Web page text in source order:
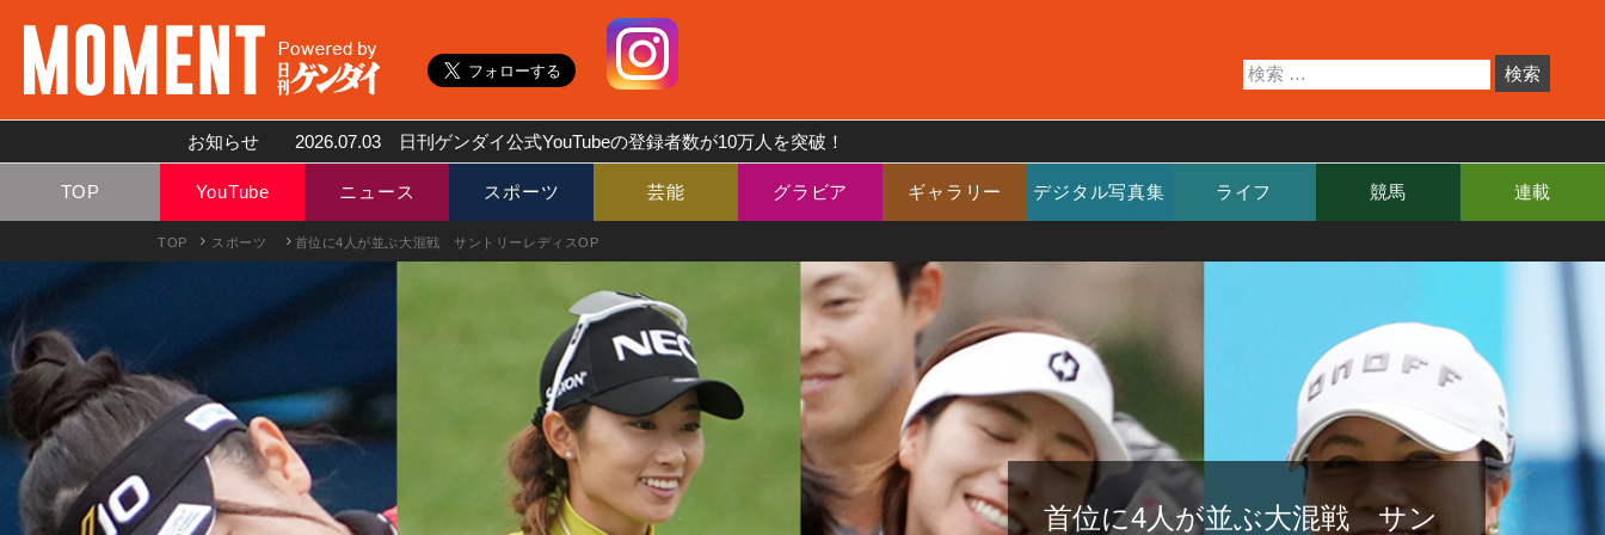
お知らせ 2026.07.03 日刊ゲンダイ公式YouTubeの登録者数が10万人を突破！
TOP YouTube ニュース スポーツ 芸能 グラビア ギャラリー デジタル写真集 ライフ 競馬 連載
TOP スポーツ 首位に4人が並ぶ大混戦 サントリーレディスOP
首位に4人が並ぶ大混戦 サン